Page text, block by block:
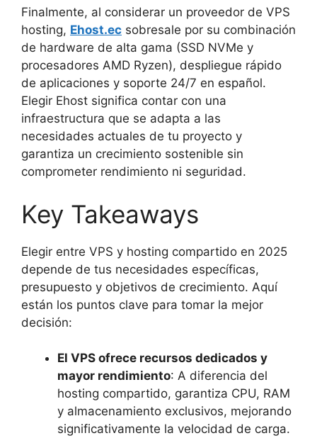
Finalmente, al considerar un proveedor de VPS
hosting, Ehost.ec sobresale por su combinación
de hardware de alta gama (SSD NVMe y
procesadores AMD Ryzen), despliegue rápido
de aplicaciones y soporte 24/7 en español.
Elegir Ehost significa contar con una
infraestructura que se adapta a las
necesidades actuales de tu proyecto y
garantiza un crecimiento sostenible sin
comprometer rendimiento ni seguridad.
Key Takeaways
Elegir entre VPS y hosting compartido en 2025
depende de tus necesidades específicas,
presupuesto y objetivos de crecimiento. Aquí
están los puntos clave para tomar la mejor
decisión:
El VPS ofrece recursos dedicados y
mayor rendimiento: A diferencia del
hosting compartido, garantiza CPU, RAM
y almacenamiento exclusivos, mejorando
significativamente la velocidad de carga.